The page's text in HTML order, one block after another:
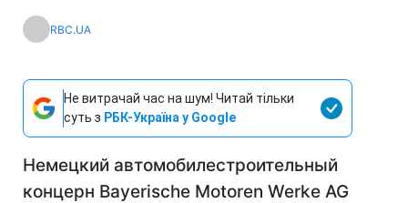
RBC.UA
Не витрачай час на шум! Читай тільки
суть з РБК-Україна у Google
Немецкий автомобилестроительный
концерн Bayerische Motoren Werke AG